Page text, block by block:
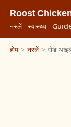
Roost
नस्लें स्वास्थ्य
होम > नस्लें > रोड